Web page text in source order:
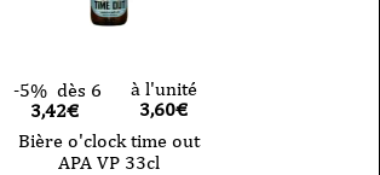
-5% dès 6
3,42€
à l'unité
3,60€
Bière o'clock time out
APA VP 33cl